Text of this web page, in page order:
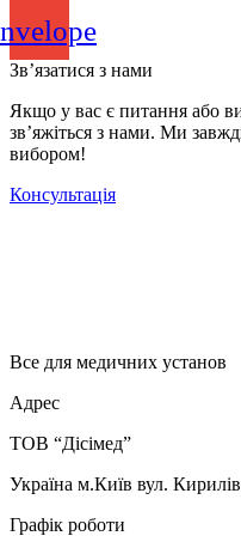
Зв’язатися з нами
Якщо у вас є питання або
зв’яжіться з нами. Ми
вибором!
Консультація
Все для медичних установ
Адрес
ТОВ “Дісімед”
Україна м.Київ вул.
Графік роботи